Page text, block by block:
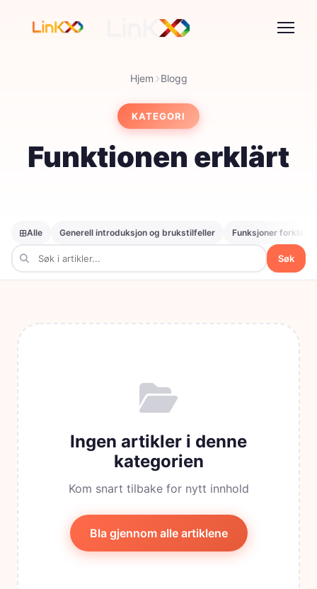
Hjem Blogg
KATEGORI
Funktionen erklärt
Alle Generell introduksjon og brukstilfeller Funksjoner forklart
Søk
Ingen artikler i denne
kategorien
Kom snart tilbake for nytt innhold
Bla gjennom alle artiklene